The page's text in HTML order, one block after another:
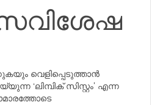
വെളിപ്പെടുത്താന്‍
‘ലിമ്പിക് സിസ്റ്റം’ എന്ന